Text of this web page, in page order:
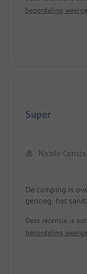
komen zeker
beoordeling
Super
Nicole
De camping is
genoeg, het
goed en het eten
droom, er is een
waren dus
Deze recensie is
beoordeling